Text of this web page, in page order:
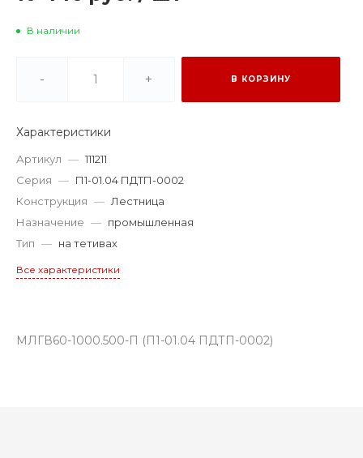
В наличии
- + В КОРЗИНУ
Характеристики
Артикул — 111211
Серия — П1-01.04 ПДТП-0002
Конструкция — Лестница
Назначение — промышленная
Тип — на тетивах
Все характеристики
МЛГВ60-1000.500-П (П1-01.04 ПДТП-0002)